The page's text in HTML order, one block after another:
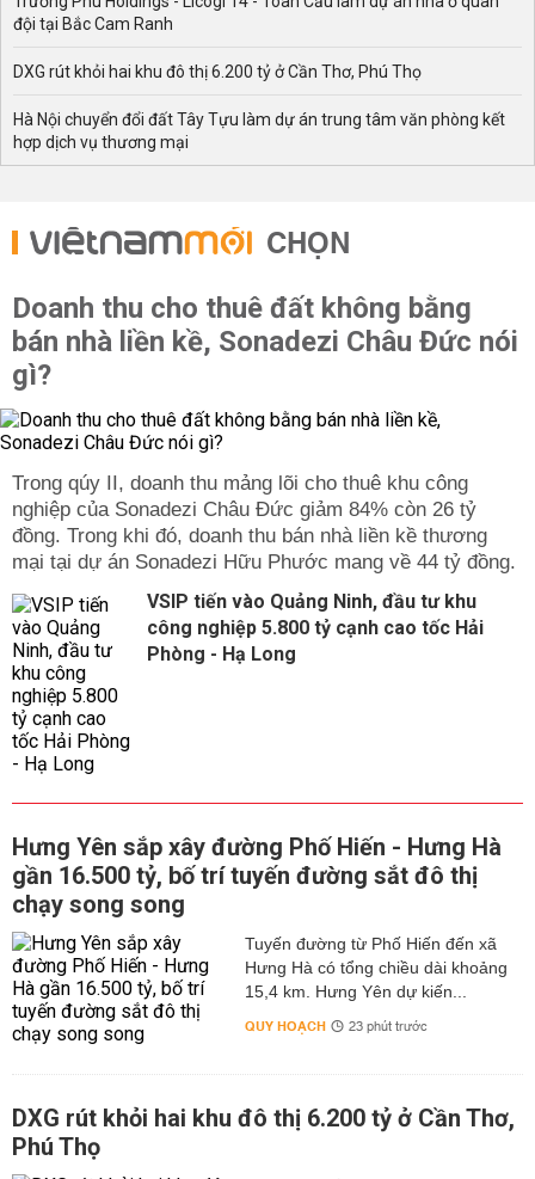
đội tại Bắc Cam Ranh
DXG rút khỏi hai khu đô thị 6.200 tỷ ở Cần Thơ, Phú Thọ
Hà Nội chuyển đổi đất Tây Tựu làm dự án trung tâm văn phòng kết
hợp dịch vụ thương mại
CHỌN
Doanh thu cho thuê đất không bằng
bán nhà liền kề, Sonadezi Châu Đức nói
gì?
Trong qúy II, doanh thu mảng lõi cho thuê khu công
nghiệp của Sonadezi Châu Đức giảm 84% còn 26 tỷ
đồng. Trong khi đó, doanh thu bán nhà liền kề thương
mại tại dự án Sonadezi Hữu Phước mang về 44 tỷ đồng.
VSIP tiến vào Quảng Ninh, đầu tư khu
công nghiệp 5.800 tỷ cạnh cao tốc Hải
Phòng - Hạ Long
Hưng Yên sắp xây đường Phố Hiến - Hưng Hà
gần 16.500 tỷ, bố trí tuyến đường sắt đô thị
chạy song song
Tuyến đường từ Phố Hiến đến xã
Hưng Hà có tổng chiều dài khoảng
15,4 km. Hưng Yên dự kiến...
QUY HOẠCH 23 phút trước
DXG rút khỏi hai khu đô thị 6.200 tỷ ở Cần Thơ,
Phú Thọ